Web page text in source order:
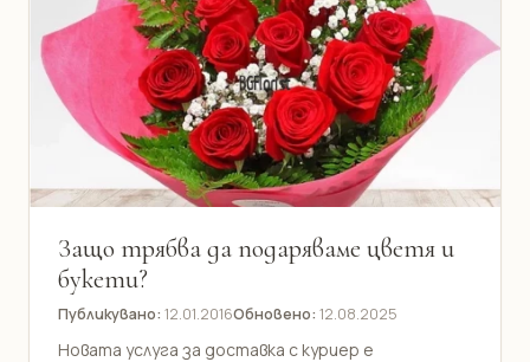
Защо трябва да подаряваме цветя и
букети?
Публикувано: 12.01.2016Обновено: 12.08.2025
Новата услуга за доставка с куриер е